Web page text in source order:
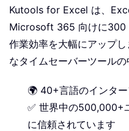
Kutools for Excel は、
Microsoft 365 向けに300
作業効率を大幅にアップ
なタイムセーバーツールの
🌍 40+言語のインタ
✅ 世界中の500,000+
に信頼されています